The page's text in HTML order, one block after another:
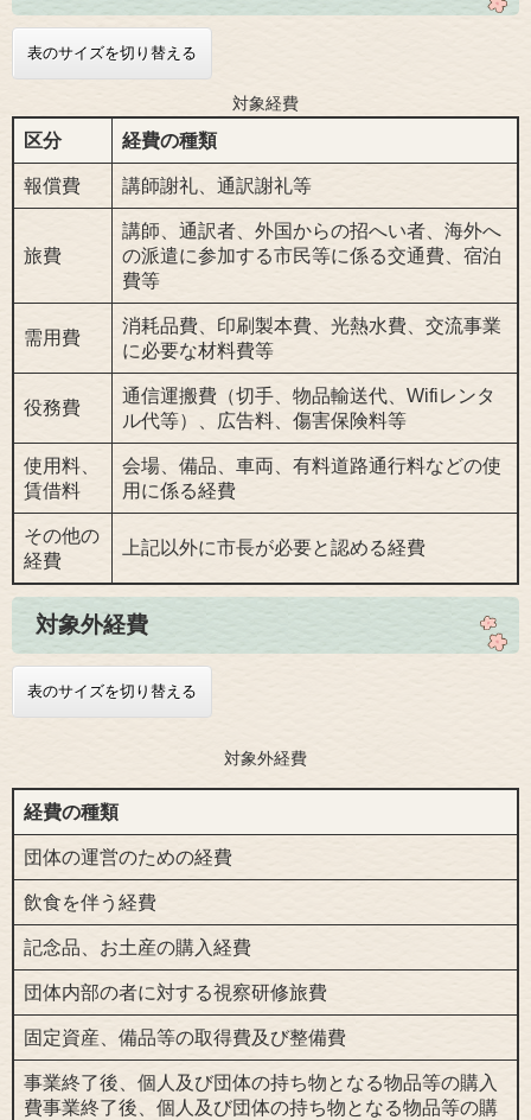
表のサイズを切り替える
区分 経費の種類
対象経費
報償費 講師謝礼、通訳謝礼等
旅費
講師、通訳者、外国からの招へい者、海外へ
の派遣に参加する市民等に係る交通費、宿泊
費等
需用費
消耗品費、印刷製本費、光熱水費、交流事業
に必要な材料費等
役務費
通信運搬費（切手、物品輸送代、Wifiレンタ
ル代等）、広告料、傷害保険料等
使用料、
賃借料
会場、備品、車両、有料道路通行料などの使
用に係る経費
その他の
経費
上記以外に市長が必要と認める経費
対象外経費
表のサイズを切り替える
経費の種類
対象外経費
団体の運営のための経費
飲食を伴う経費
記念品、お土産の購入経費
団体内部の者に対する視察研修旅費
固定資産、備品等の取得費及び整備費
事業終了後、個人及び団体の持ち物となる物品等の購入
費事業終了後、個人及び団体の持ち物となる物品等の購